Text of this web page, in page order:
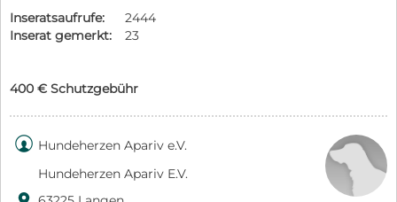
Inseratsaufrufe:
2444
Inserat gemerkt:
23
400 € Schutzgebühr
 Hundeherzen Apariv e.V.
Hundeherzen Apariv E.V.